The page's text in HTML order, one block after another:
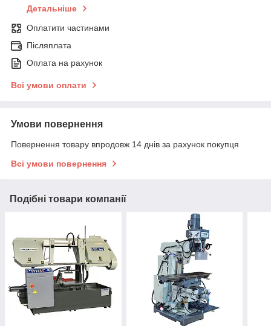
Детальніше
Оплатити частинами
Післяплата
Оплата на рахунок
Всі умови оплати
Умови повернення
Повернення товару впродовж 14 днів за рахунок покупця
Всі умови повернення
Подібні товари компанії